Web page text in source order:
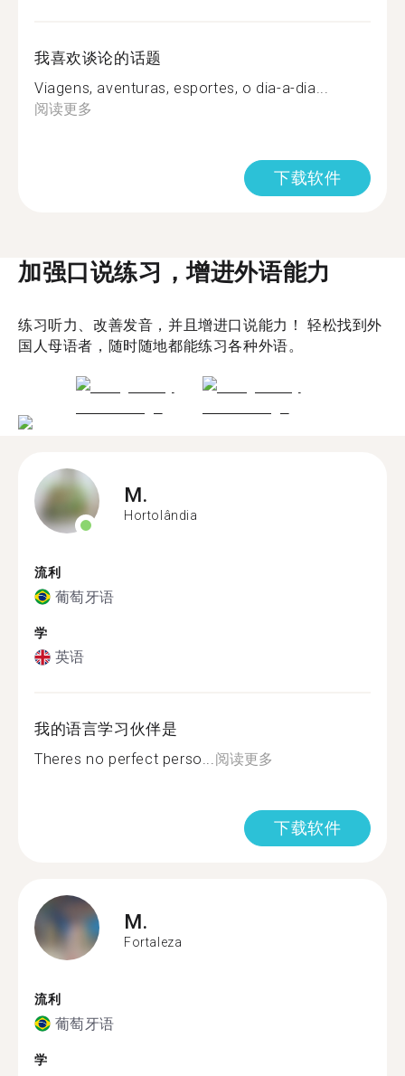
我喜欢谈论的话题
Viagens, aventuras, esportes, o dia-a-dia...
阅读更多
下载软件
加强口说练习，增进外语能力
练习听力、改善发音，并且增进口说能力！ 轻松找到外
国人母语者，随时随地都能练习各种外语。
M.
Hortolândia
流利
葡萄牙语
学
英语
我的语言学习伙伴是
Theres no perfect perso...阅读更多
下载软件
M.
Fortaleza
流利
葡萄牙语
学